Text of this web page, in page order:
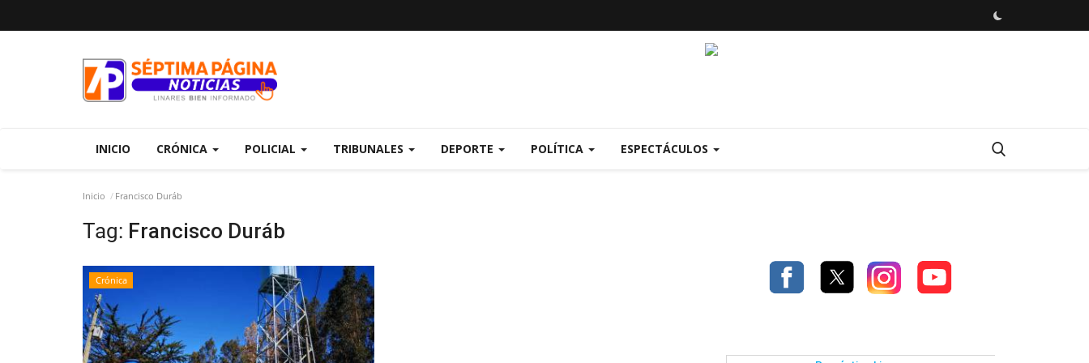
INICIO CRÓNICA POLICIAL TRIBUNALES DEPORTE POLÍTICA ESPECTÁCULOS
Inicio Francisco Duráb
Tag: Francisco Duráb
Crónica